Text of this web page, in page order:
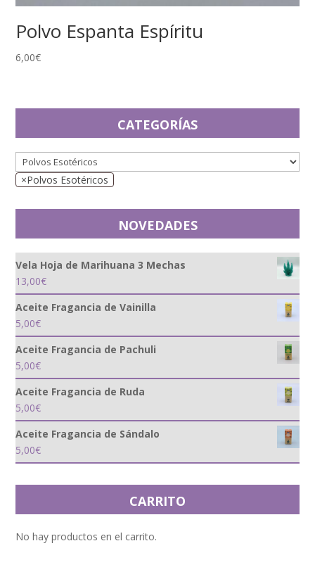
Polvo Espanta Espíritu
6,00€
CATEGORÍAS
×Polvos Esotéricos
NOVEDADES
Vela Hoja de Marihuana 3 Mechas
13,00€
Aceite Fragancia de Vainilla
5,00€
Aceite Fragancia de Pachuli
5,00€
Aceite Fragancia de Ruda
5,00€
Aceite Fragancia de Sándalo
5,00€
CARRITO
No hay productos en el carrito.